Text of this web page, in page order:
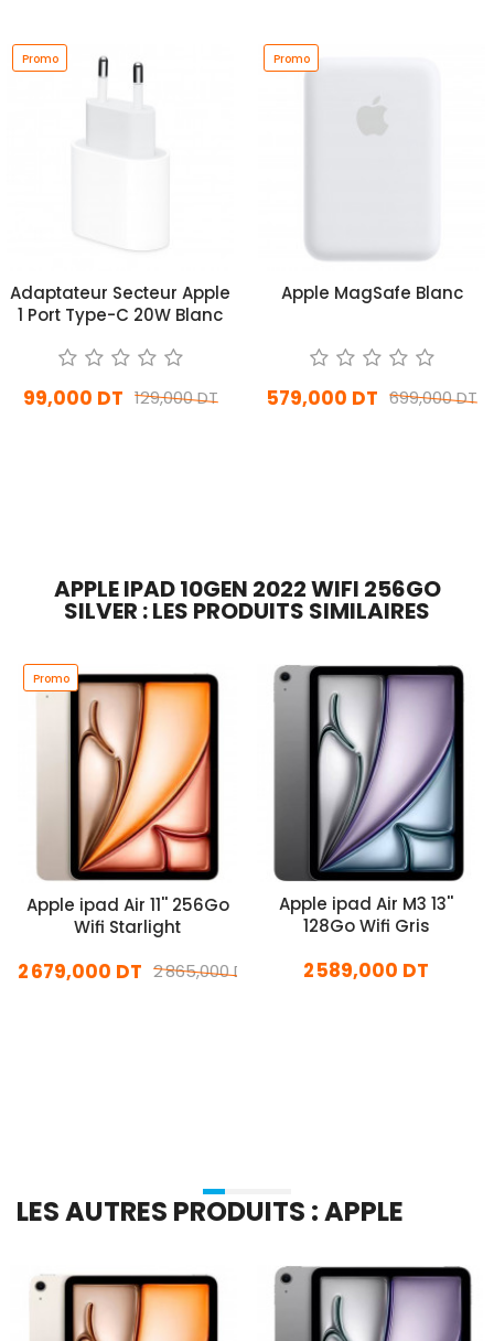
Promo
Adaptateur Secteur Apple
1 Port Type-C 20W Blanc
129,000 DT
99,000 DT
Promo
Apple MagSafe Blanc
699,000 DT
579,000 DT
APPLE IPAD 10GEN 2022 WIFI 256GO
SILVER : LES PRODUITS SIMILAIRES
Promo
Apple ipad Air 11'' 256Go
Wifi Starlight
2 865,000 DT
2 679,000 DT
Apple ipad Air M3 13''
128Go Wifi Gris
2 589,000 DT
LES AUTRES PRODUITS : APPLE